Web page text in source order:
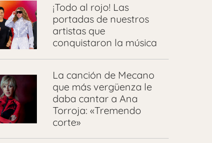
¡Todo al rojo! Las
portadas de nuestros
artistas que
conquistaron la música
La canción de Mecano
que más vergüenza le
daba cantar a Ana
Torroja: «Tremendo
corte»